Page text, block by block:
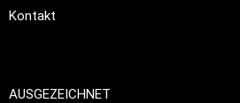
Kontakt
AUSGEZEICHNET